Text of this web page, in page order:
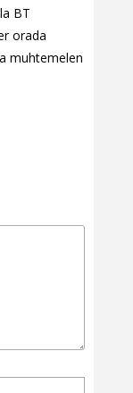
BT
orada
muhtemelen